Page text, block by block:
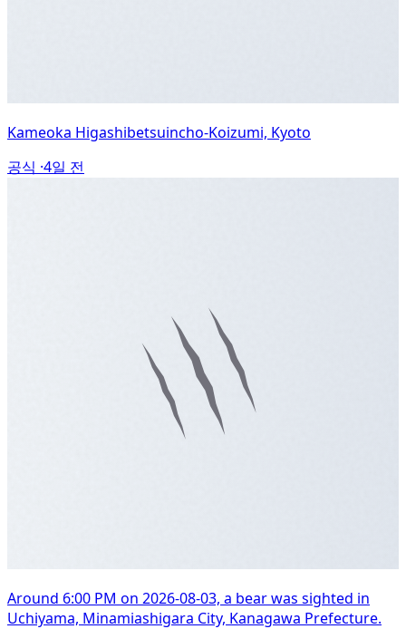
Kameoka Higashibetsuincho-Koizumi, Kyoto
공식 ·4일 전
Around 6:00 PM on 2026-08-03, a bear was sighted in
Uchiyama, Minamiashigara City, Kanagawa Prefecture.